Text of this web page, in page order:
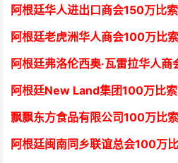
阿根廷华人进出口商会150万比索
阿根廷老虎洲华人商会100万比索
阿根廷弗洛伦西奥·瓦雷拉华人商
阿根廷New Land集团100万比索
飘飘东方食品有限公司100万比索
阿根廷闽南同乡联谊总会100万